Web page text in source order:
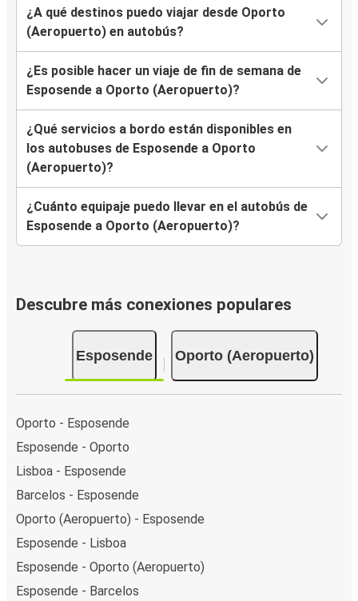
¿A qué destinos puedo viajar desde Oporto
(Aeropuerto) en autobús?
¿Es posible hacer un viaje de fin de semana de
Esposende a Oporto (Aeropuerto)?
¿Qué servicios a bordo están disponibles en
los autobuses de Esposende a Oporto
(Aeropuerto)?
¿Cuánto equipaje puedo llevar en el autobús de
Esposende a Oporto (Aeropuerto)?
Descubre más conexiones populares
Esposende Oporto (Aeropuerto)
Oporto - Esposende
Esposende - Oporto
Lisboa - Esposende
Barcelos - Esposende
Oporto (Aeropuerto) - Esposende
Esposende - Lisboa
Esposende - Oporto (Aeropuerto)
Esposende - Barcelos